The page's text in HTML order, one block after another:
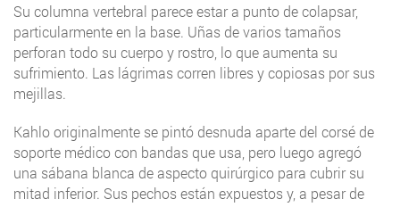
Su columna vertebral parece estar a punto de colapsar,
particularmente en la base. Uñas de varios tamaños
perforan todo su cuerpo y rostro, lo que aumenta su
sufrimiento. Las lágrimas corren libres y copiosas por sus
mejillas.
Kahlo originalmente se pintó desnuda aparte del corsé de
soporte médico con bandas que usa, pero luego agregó
una sábana blanca de aspecto quirúrgico para cubrir su
mitad inferior. Sus pechos están expuestos y, a pesar de